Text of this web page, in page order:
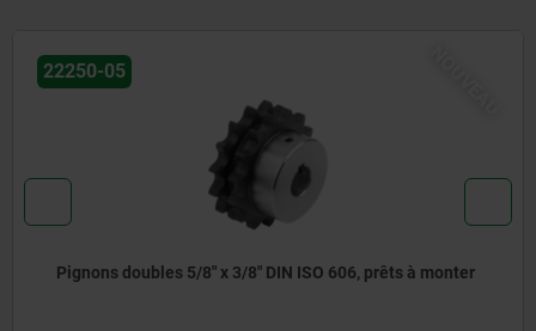
22250-05
Pignons doubles 3/8" x 7/32" DIN ISO 606, prêts à